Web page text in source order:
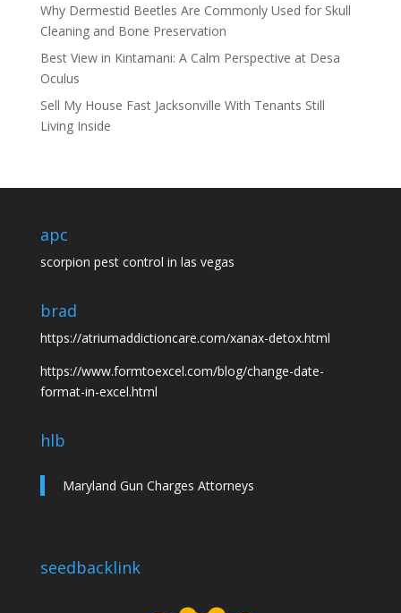
Why Dermestid Beetles Are Commonly Used for Skull
Cleaning and Bone Preservation
Best View in Kintamani: A Calm Perspective at Desa
Oculus
Sell My House Fast Jacksonville With Tenants Still
Living Inside
apc
scorpion pest control in las vegas
brad
https://atriumaddictioncare.com/xanax-detox.html
https://www.formtoexcel.com/blog/change-date-
format-in-excel.html
hlb
Maryland Gun Charges Attorneys
seedbacklink